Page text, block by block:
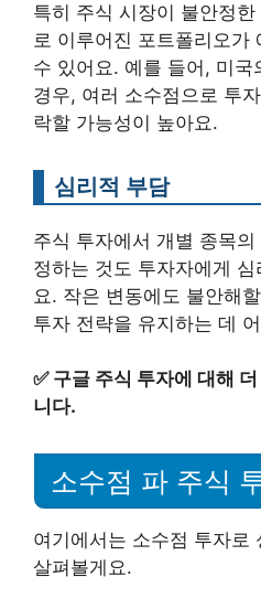
특히 주식 시장이 불안정
로 이루어진 포트폴리오가
수 있어요. 예를 들어, 미
경우, 여러 소수점으로 투
락할 가능성이 높아요.
심리적 부담
주식 투자에서 개별 종목
정하는 것도 투자자에게
요. 작은 변동에도 불안해
투자 전략을 유지하는 데
✅ 구글 주식 투자에 대해
니다.
소수점 파 주식
여기에서는 소수점 투자로
살펴볼게요.